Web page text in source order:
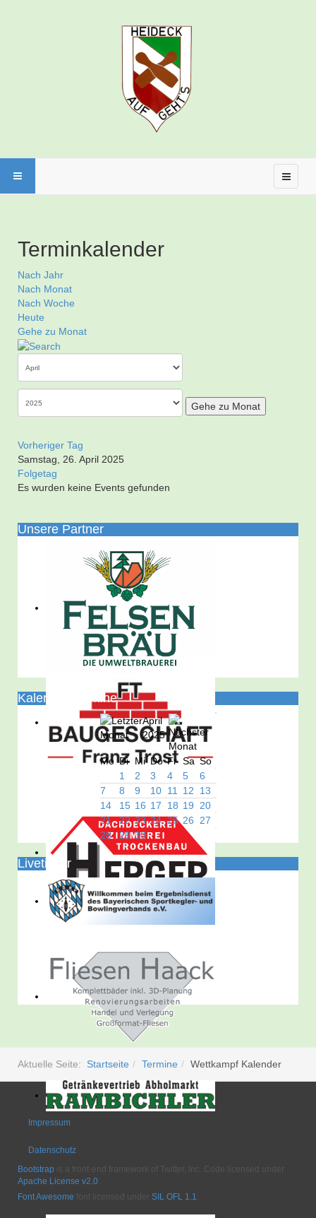
Terminkalender
Nach Jahr
Nach Monat
Nach Woche
Heute
Gehe zu Monat
Gehe zu Monat
Vorheriger Tag
Samstag, 26. April 2025
Folgetag
Es wurden keine Events gefunden
Unsere Partner
Kalender/Termine
April
2025
Mo Di Mi Do Fr Sa So
1
2 3 4 5
6
7
8 9 10 11 12
13
14
15 16 17 18 19 20
21
22 23 24 25 26 27
28
29 30
Liveticker
Aktuelle Seite: Startseite Termine Wettkampf Kalender
Impressum
Datenschutz
Bootstrap is a front-end framework of Twitter, Inc. Code licensed under
Apache License v2.0
Font Awesome font licensed under SIL OFL 1.1